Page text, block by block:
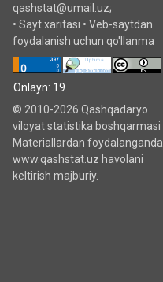
qashstat@umail.uz;
• Sayt xaritasi • Veb-saytdan
foydalanish uchun qo'llanma
Onlayn: 19
© 2010-2026 Qashqadaryo
viloyat statistika boshqarmasi
Materiallardan foydalanganda
www.qashstat.uz havolani
keltirish majburiy.